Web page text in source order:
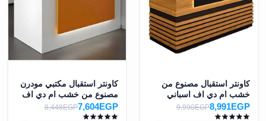
كاونتر استقبال مصنوع من
خشب ام دي اف اسباني
عالي الجودة MS-7803
8,991EGP
9,990EGP
كاونتر استقبال مكتبي مودرن
مصنوع من خشب ام دي اف
اسباني مكسو بطبقة قشرة
ميلامين MS-13009
7,604EGP
8,448EGP